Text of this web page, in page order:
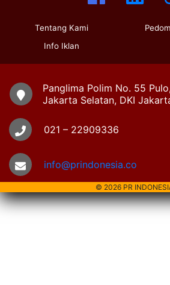
Tentang Kami
Info Iklan
Panglima Polim No. 55
Jakarta Selatan, DKI
021 – 22909336
info@prindonesia.co
© 2026 PR